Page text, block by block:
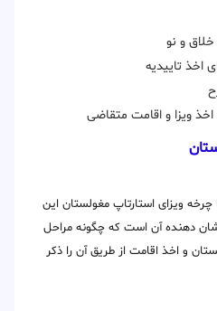
و نو
اخذ تاییدیه
ویزا و اقامت متقاضی
ویزای استارتاپ مغولستان این
دهنده آن است که چگونه مراحل
و اخذ اقامت از طریق آن را ذکر